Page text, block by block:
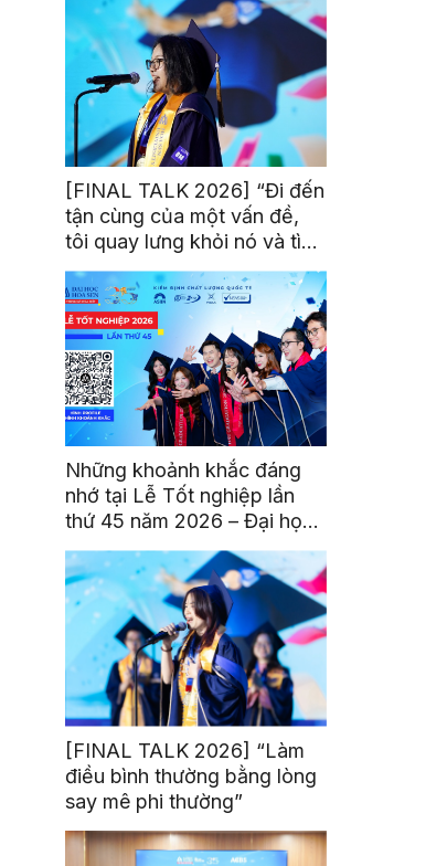
[FINAL TALK 2026] “Đi đến
tận cùng của một vấn đề,
tôi quay lưng khỏi nó và tìm
kiếm một bóng tối khác”
Những khoảnh khắc đáng
nhớ tại Lễ Tốt nghiệp lần
thứ 45 năm 2026 – Đại học
Hoa Sen
[FINAL TALK 2026] “Làm
điều bình thường bằng lòng
say mê phi thường”